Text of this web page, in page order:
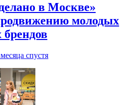
в Москве»
молодых
спустя